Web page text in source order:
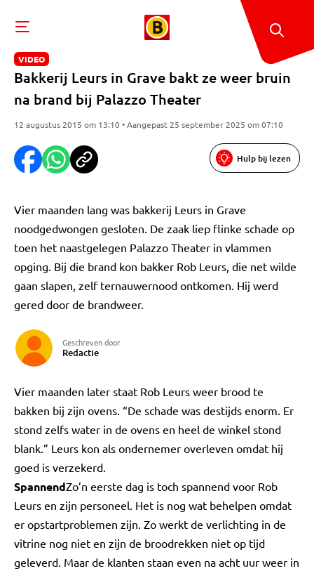
VIDEO
Bakkerij Leurs in Grave bakt ze weer bruin
na brand bij Palazzo Theater
12 augustus 2015 om 13:10 • Aangepast 25 september 2025 om 07:10
Hulp bij lezen
Vier maanden lang was bakkerij Leurs in Grave
noodgedwongen gesloten. De zaak liep flinke schade op
toen het naastgelegen Palazzo Theater in vlammen
opging. Bij die brand kon bakker Rob Leurs, die net wilde
gaan slapen, zelf ternauwernood ontkomen. Hij werd
gered door de brandweer.
Geschreven door
Redactie
Vier maanden later staat Rob Leurs weer brood te
bakken bij zijn ovens. “De schade was destijds enorm. Er
stond zelfs water in de ovens en heel de winkel stond
blank.” Leurs kon als ondernemer overleven omdat hij
goed is verzekerd.
SpannendZo’n eerste dag is toch spannend voor Rob
Leurs en zijn personeel. Het is nog wat behelpen omdat
er opstartproblemen zijn. Zo werkt de verlichting in de
vitrine nog niet en zijn de broodrekken niet op tijd
geleverd. Maar de klanten staan even na acht uur weer in